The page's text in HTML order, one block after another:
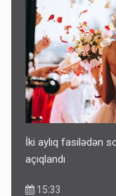
İki aylıq fasilədən
açıqlandı
15:33